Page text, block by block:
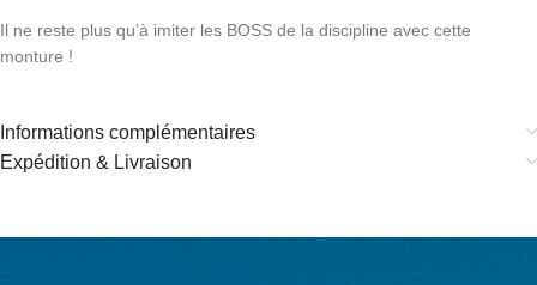
Il ne reste plus qu’à imiter les BOSS de la discipline avec cette
monture !
Informations complémentaires
Expédition & Livraison